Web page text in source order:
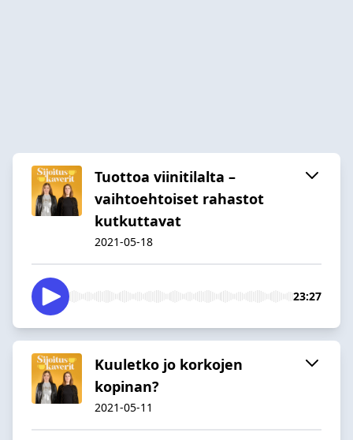
Tuottoa viinitilalta –
vaihtoehtoiset rahastot
kutkuttavat
2021-05-18
23:27
Kuuletko jo korkojen
kopinan?
2021-05-11